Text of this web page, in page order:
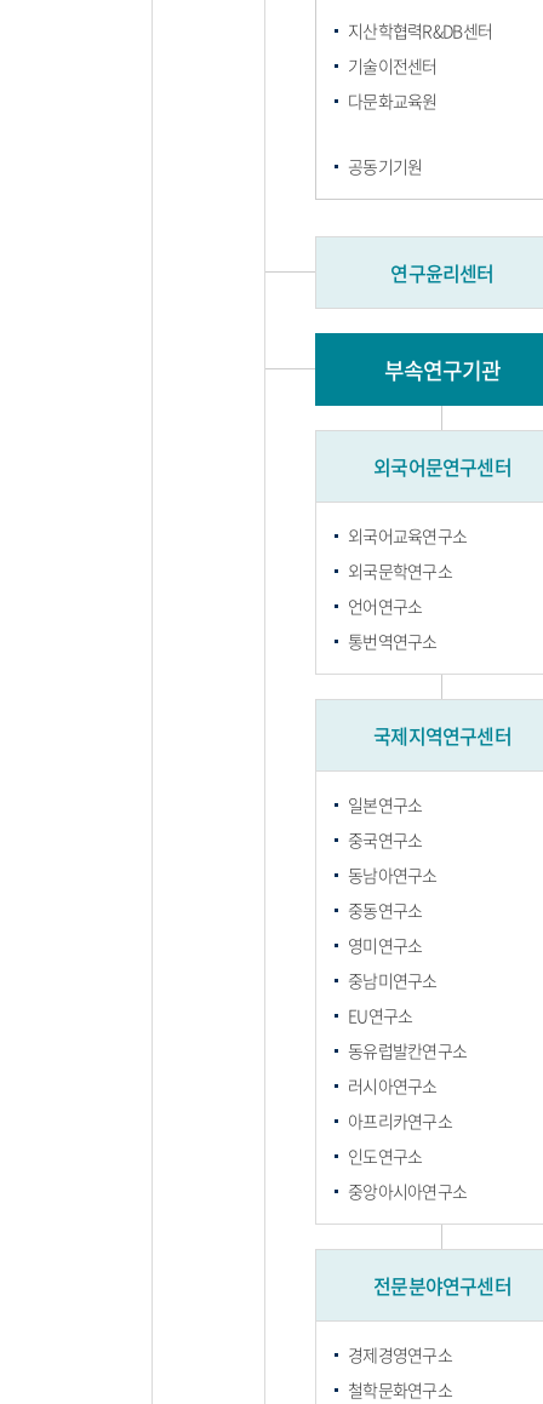
지산학협력R&DB센터
기술이전센터
다문화교육원
공동기기원
연구윤리센터
부속연구기관
외국어문연구센터
외국어교육연구소
외국문학연구소
언어연구소
통번역연구소
국제지역연구센터
일본연구소
중국연구소
동남아연구소
중동연구소
영미연구소
중남미연구소
EU연구소
동유럽발칸연구소
러시아연구소
아프리카연구소
인도연구소
중앙아시아연구소
전문분야연구센터
경제경영연구소
철학문화연구소